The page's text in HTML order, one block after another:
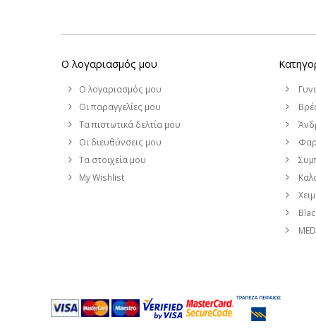
Ο λογαριασμός μου
Ο λογαριασμός μου
Οι παραγγελίες μου
Τα πιστωτικά δελτία μου
Οι διευθύνσεις μου
Τα στοιχεία μου
My Wishlist